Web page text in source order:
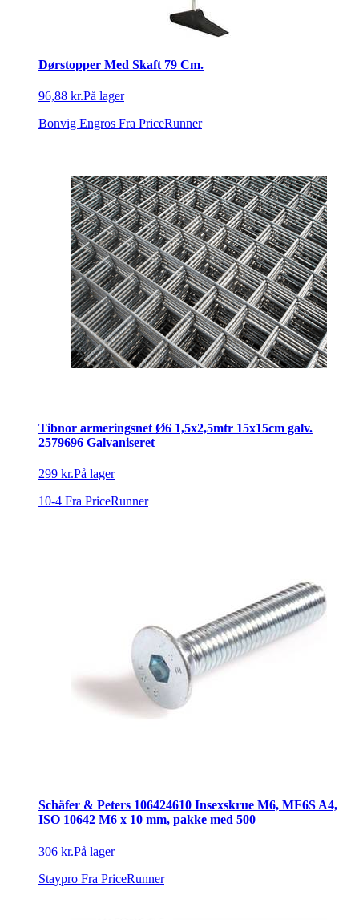
Dørstopper Med Skaft 79 Cm.
96,88 kr.På lager
Bonvig Engros Fra PriceRunner
Tibnor armeringsnet Ø6 1,5x2,5mtr 15x15cm galv.
2579696 Galvaniseret
299 kr.På lager
10-4 Fra PriceRunner
Schäfer & Peters 106424610 Insexskrue M6, MF6S A4,
ISO 10642 M6 x 10 mm, pakke med 500
306 kr.På lager
Staypro Fra PriceRunner